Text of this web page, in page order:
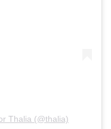
Thalia (@thalia)